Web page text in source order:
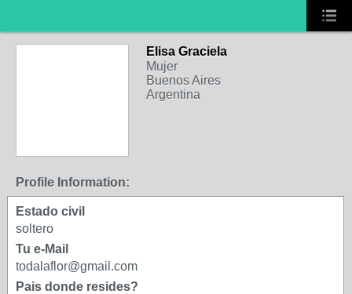
Elisa Graciela
Mujer
Buenos Aires
Argentina
Profile Information:
Estado civil
soltero
Tu e-Mail
todalaflor@gmail.com
Pais donde resides?